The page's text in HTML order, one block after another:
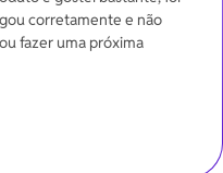
corretamente e não
fazer uma próxima